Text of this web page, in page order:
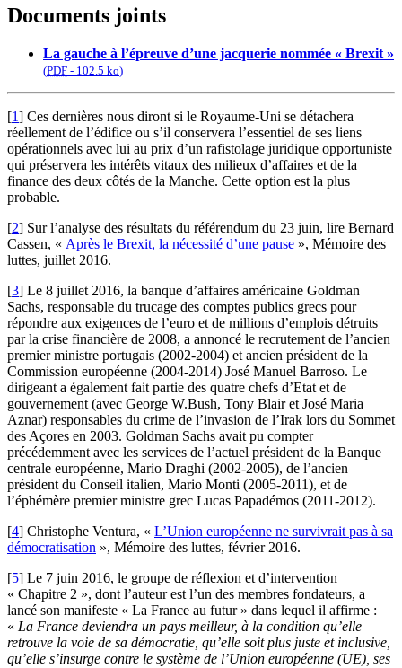
Documents joints
La gauche à l’épreuve d’une jacquerie nommée « Brexit »
(PDF - 102.5 ko)
[1] Ces dernières nous diront si le Royaume-Uni se détachera
réellement de l’édifice ou s’il conservera l’essentiel de ses liens
opérationnels avec lui au prix d’un rafistolage juridique opportuniste
qui préservera les intérêts vitaux des milieux d’affaires et de la
finance des deux côtés de la Manche. Cette option est la plus
probable.
[2] Sur l’analyse des résultats du référendum du 23 juin, lire Bernard
Cassen, « Après le Brexit, la nécessité d’une pause », Mémoire des
luttes, juillet 2016.
[3] Le 8 juillet 2016, la banque d’affaires américaine Goldman
Sachs, responsable du trucage des comptes publics grecs pour
répondre aux exigences de l’euro et de millions d’emplois détruits
par la crise financière de 2008, a annoncé le recrutement de l’ancien
premier ministre portugais (2002-2004) et ancien président de la
Commission européenne (2004-2014) José Manuel Barroso. Le
dirigeant a également fait partie des quatre chefs d’Etat et de
gouvernement (avec George W.Bush, Tony Blair et José Maria
Aznar) responsables du crime de l’invasion de l’Irak lors du Sommet
des Açores en 2003. Goldman Sachs avait pu compter
précédemment avec les services de l’actuel président de la Banque
centrale européenne, Mario Draghi (2002-2005), de l’ancien
président du Conseil italien, Mario Monti (2005-2011), et de
l’éphémère premier ministre grec Lucas Papadémos (2011-2012).
[4] Christophe Ventura, « L’Union européenne ne survivrait pas à sa
démocratisation », Mémoire des luttes, février 2016.
[5] Le 7 juin 2016, le groupe de réflexion et d’intervention
« Chapitre 2 », dont l’auteur est l’un des membres fondateurs, a
lancé son manifeste « La France au futur » dans lequel il affirme :
« La France deviendra un pays meilleur, à la condition qu’elle
retrouve la voie de sa démocratie, qu’elle soit plus juste et inclusive,
qu’elle s’insurge contre le système de l’Union européenne (UE), ses